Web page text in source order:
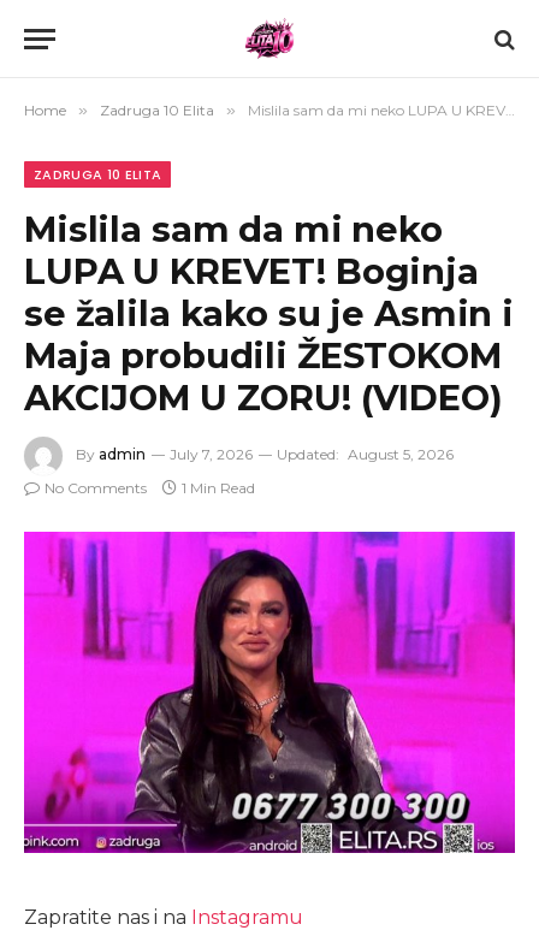
Home » Zadruga 10 Elita » Mislila sam da mi neko LUPA U KREVET! Boginja se žalila kako su je Asmin i Maja probudili ŽESTOKOM AKCIJOM U ZORU! (VIDEO)
ZADRUGA 10 ELITA
Mislila sam da mi neko
LUPA U KREVET! Boginja
se žalila kako su je Asmin i
Maja probudili ŽESTOKOM
AKCIJOM U ZORU! (VIDEO)
By admin July 7, 2026 Updated: August 5, 2026
No Comments
1 Min Read
Zapratite nas i na Instagramu